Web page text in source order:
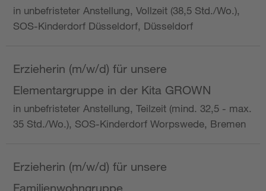
in unbefristeter Anstellung, Vollzeit (38,5 Std./Wo.),
SOS-Kinderdorf Düsseldorf, Düsseldorf
Erzieherin (m/w/d) für unsere
Elementargruppe in der Kita GROWN
in unbefristeter Anstellung, Teilzeit (mind. 32,5 - max.
35 Std./Wo.), SOS-Kinderdorf Worpswede, Bremen
Erzieherin (m/w/d) für unsere
Familienwohngruppe